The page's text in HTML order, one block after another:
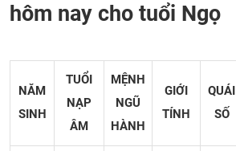
hôm nay cho tuổi Ngọ
NĂM
SINH
TUỔI
NẠP
ÂM
MỆNH
NGŨ
HÀNH
GIỚI
TÍNH
QUÁI
SỐ